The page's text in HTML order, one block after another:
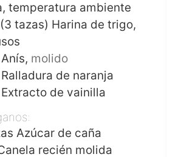
temperatura ambiente
tazas) Harina de trigo,
Anís, molido
Ralladura de naranja
Extracto de vainilla
Azúcar de caña
recién molida